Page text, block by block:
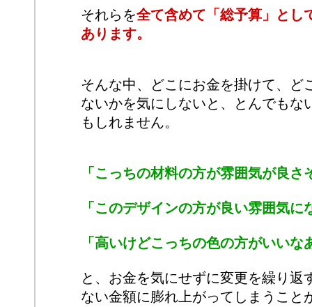
それらを全て含めて「総予算」とし
あります。
そんな中、どこにお金を掛けて、ど
ないかを気にしないと、とんでもな
もしれません。
「こっちの材料の方が雰囲気が良さ
「このデザインの方が良い雰囲気に
「高いけどこっちの色の方がいいな
と、お金を気にせずに変更を繰り返
ない金額に膨れ上がってしまうこと